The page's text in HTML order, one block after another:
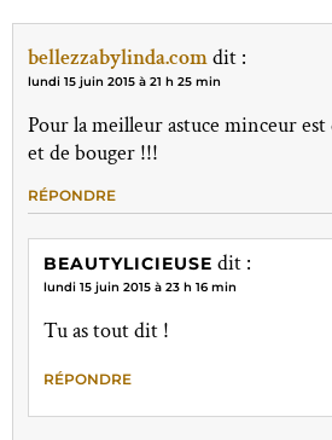
bellezzabylinda.comdit :
lundi 15 juin 2015 à 21 h 25 min
Pour la meilleur astuce minceur
et de bouger !!!
RÉPONDRE
BEAUTYLICIEUSE dit :
lundi 15 juin 2015 à 23 h 16 min
Tu as tout dit !
RÉPONDRE